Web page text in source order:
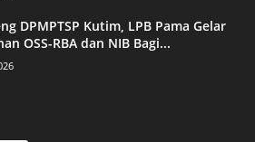
DPMPTSP Kutim, LPB Pama Gelar
OSS-RBA dan NIB Bagi...